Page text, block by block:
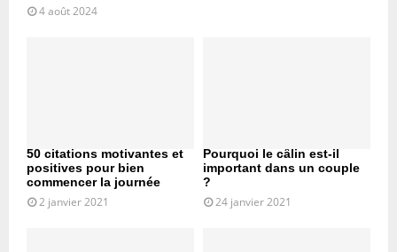
4 août 2024
50 citations motivantes et
positives pour bien
commencer la journée
2 janvier 2021
Pourquoi le câlin est-il
important dans un couple
?
24 janvier 2021